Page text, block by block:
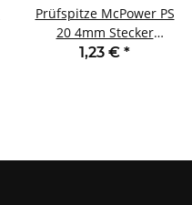
Prüfspitze McPower PS
20 4mm Stecker
schwarz
1,23 € *